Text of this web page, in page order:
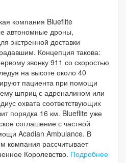
компания Blueflite
автономные дроны,
экстренной доставки
Концепция такова:
звонку 911 со скоростью
на высоте около 40
пациента при помощи
шприц с адреналином или
охвата соответствующих
порядка 16 км. Blueflite уже
соглашение с частной
Acadian Ambulance. В
компания рассчитывает
Королевство. Подробнее